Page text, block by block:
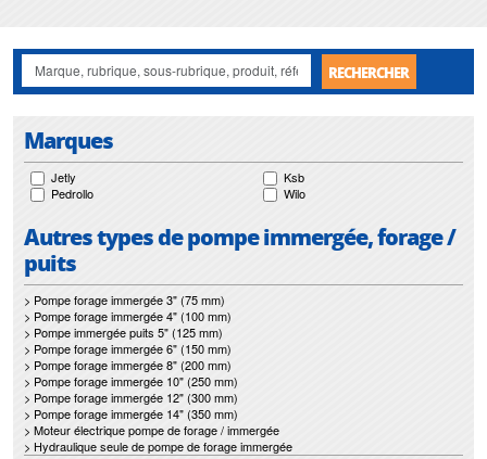
RECHERCHER
Marques
Jetly
Ksb
Pedrollo
Wilo
Autres types de pompe immergée, forage /
puits
> Pompe forage immergée 3" (75 mm)
> Pompe forage immergée 4" (100 mm)
> Pompe immergée puits 5" (125 mm)
> Pompe forage immergée 6" (150 mm)
> Pompe forage immergée 8" (200 mm)
> Pompe forage immergée 10" (250 mm)
> Pompe forage immergée 12" (300 mm)
> Pompe forage immergée 14" (350 mm)
> Moteur électrique pompe de forage / immergée
> Hydraulique seule de pompe de forage immergée